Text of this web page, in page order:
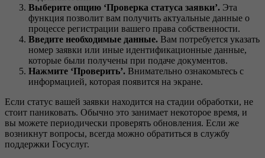
Выберите опцию ‘Проверка статуса заявки’. Эта
функция позволит вам получить актуальные данные о
процессе регистрации вашего права собственности.
Введите необходимые данные. Вам потребуется указать
номер заявки или иные идентификационные данные,
которые были получены при подаче документов.
Нажмите ‘Проверить’. Внимательно ознакомьтесь с
информацией, которая появится на экране.
Если статус вашей заявки находится на стадии обработки, не
стоит паниковать. Обычно это занимает некоторое время, и
вы можете периодически проверять обновления. Если же
возникнут вопросы, всегда можно обратиться в службу
поддержки Госуслуг.